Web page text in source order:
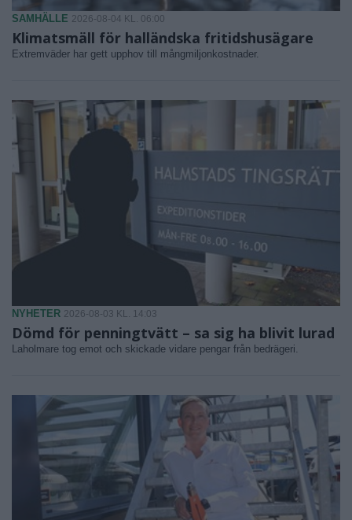
SAMHÄLLE 2026-08-04 KL. 06:00
Klimatsmäll för halländska fritidshusägare
Extremväder har gett upphov till mångmiljonkostnader.
NYHETER 2026-08-03 KL. 14:03
Dömd för penningtvätt – sa sig ha blivit lurad
Laholmare tog emot och skickade vidare pengar från bedrägeri.